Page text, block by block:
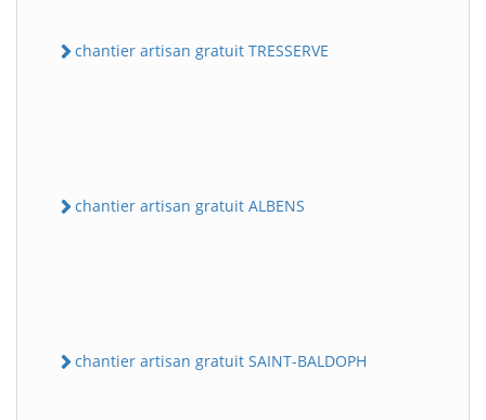
chantier artisan gratuit TRESSERVE
chantier artisan gratuit ALBENS
chantier artisan gratuit SAINT-BALDOPH